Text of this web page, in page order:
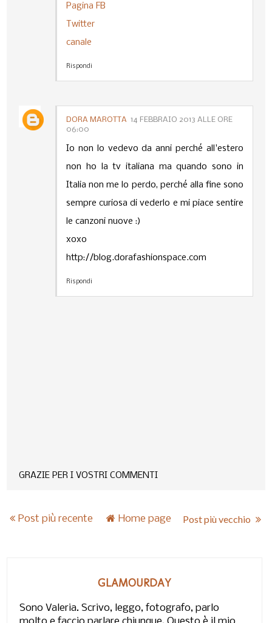
Pagina FB
Twitter
canale
Rispondi
DORA MAROTTA 14 FEBBRAIO 2013 ALLE ORE
06:00
Io non lo vedevo da anni perché all'estero
non ho la tv italiana ma quando sono in
Italia non me lo perdo, perché alla fine sono
sempre curiosa di vederlo e mi piace sentire
le canzoni nuove :)
xoxo
http://blog.dorafashionspace.com
Rispondi
GRAZIE PER I VOSTRI COMMENTI
Post più recente Post più vecchio
Home page
GLAMOURDAY
Sono Valeria. Scrivo, leggo, fotografo, parlo